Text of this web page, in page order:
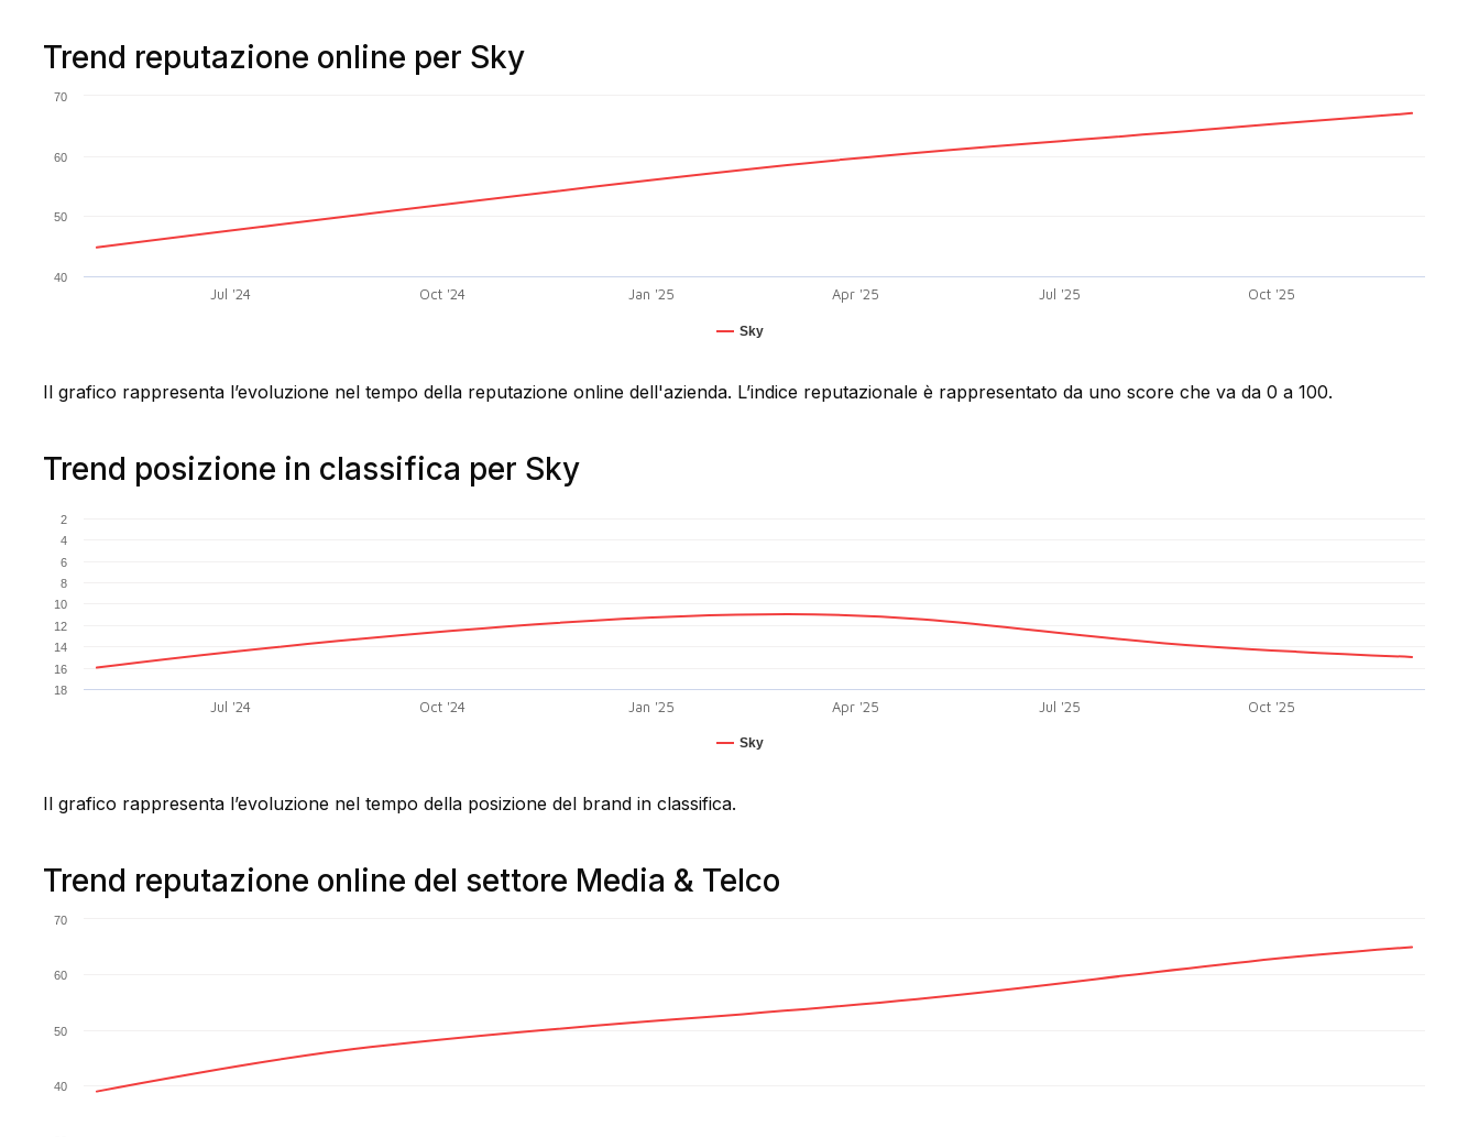
Trend reputazione online per Sky
Sky
Jul '24 Oct '24 Jan '25 Apr '25 Jul '25 Oct '25
40
50
60
70
Il grafico rappresenta l’evoluzione nel tempo della reputazione online dell'azienda. L’indice reputazionale è rappresentato da uno score che va da 0 a 100.
Trend posizione in classifica per Sky
Sky
Jul '24 Oct '24 Jan '25 Apr '25 Jul '25 Oct '25
2
4
6
8
10
12
14
16
18
Il grafico rappresenta l’evoluzione nel tempo della posizione del brand in classifica.
Trend reputazione online del settore Media & Telco
40
50
60
70